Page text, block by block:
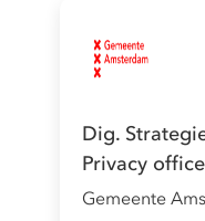
Dig.
Privacy
Gemeente